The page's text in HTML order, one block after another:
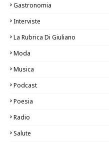
Gastronomia
Interviste
La Rubrica Di Giuliano
Moda
Musica
Podcast
Poesia
Radio
Salute